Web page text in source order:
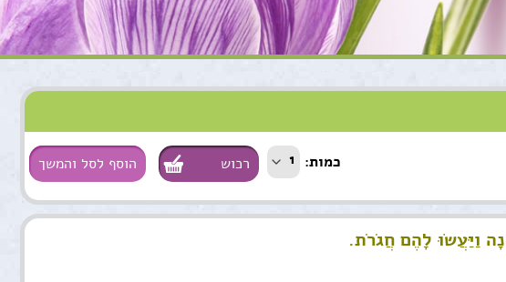
כמות: 1 הוסף לסל והמשך
וַיַּעֲשׂוּ לָהֶם חֲגֹרֹת.